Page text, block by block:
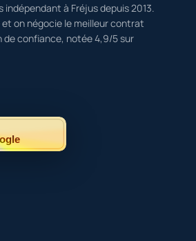
à Fréjus depuis 2013.
on négocie le meilleur contrat
de confiance, notée 4,9/5 sur